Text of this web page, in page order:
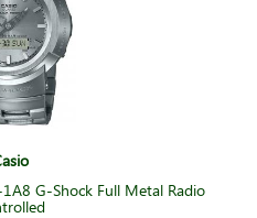
G-Shock Full Metal Radio